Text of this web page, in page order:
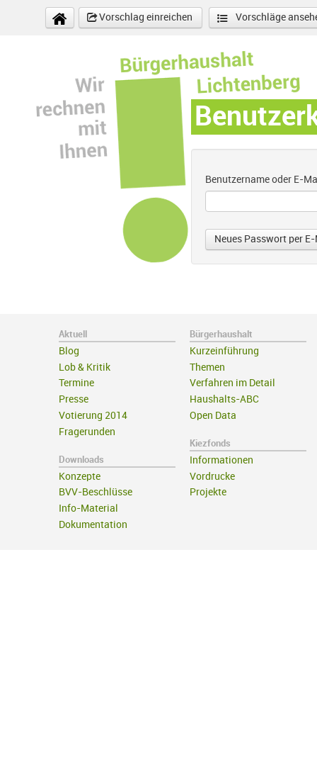
Direkt zum Inhalt
Vorschlag einreichen
Vorschläge
Benutzername oder E-
Aktuell
Blog
Lob & Kritik
Termine
Presse
Votierung 2014
Fragerunden
Downloads
Konzepte
BVV-Beschlüsse
Info-Material
Dokumentation
Bürgerhaushalt
Kurzeinführung
Themen
Verfahren im Detail
Haushalts-ABC
Open Data
Kiezfonds
Informationen
Vordrucke
Projekte